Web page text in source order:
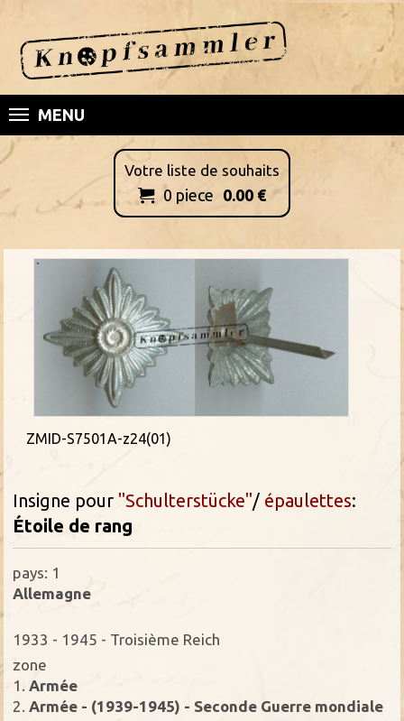
MENU
Votre liste de souhaits
 0 piece 0.00 €
ZMID-S7501A-z24(01)
Insigne pour "Schulterstücke"/ épaulettes:
Étoile de rang
pays: 1
Allemagne
1933 - 1945 - Troisième Reich
zone
1.
Armée
2. Armée - (1939-1945) - Seconde Guerre mondiale